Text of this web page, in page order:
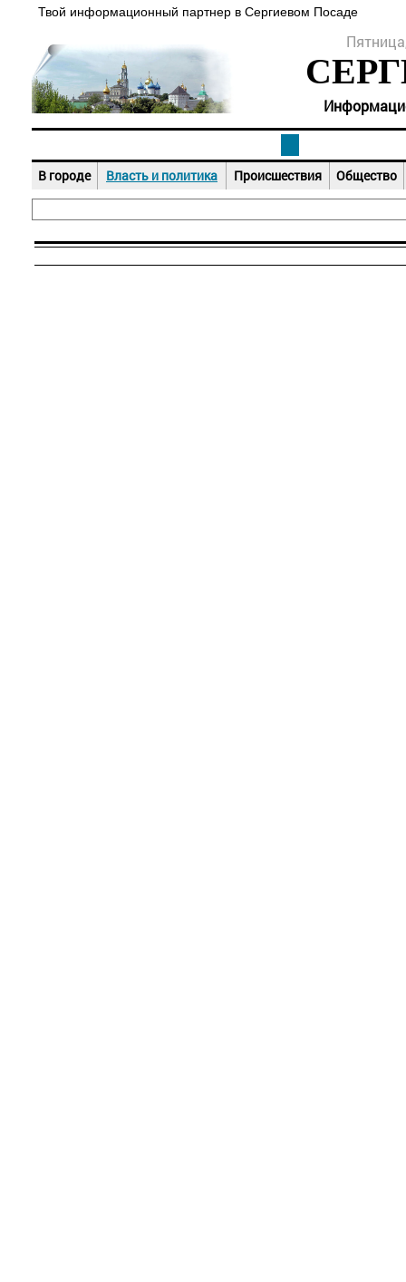
Твой информационный партнер в Сергиевом Посаде
В городе Власть и политика Происшествия Общество